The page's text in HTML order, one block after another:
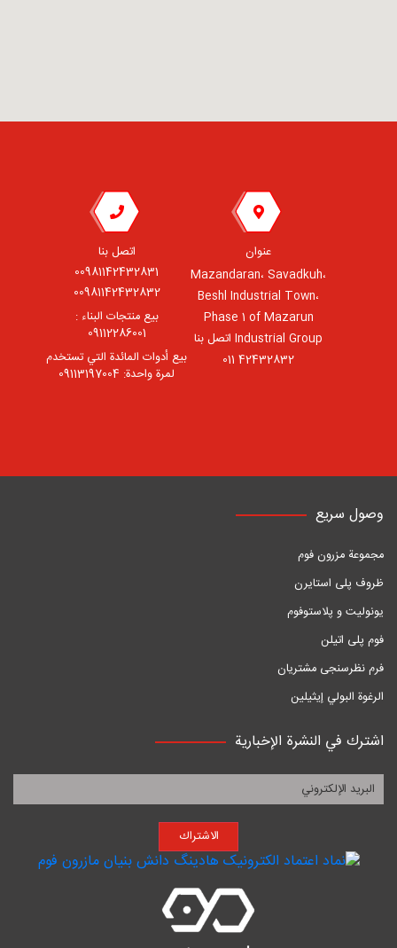
عنوان
Mazandaran، Savadkuh،
Beshl Industrial Town،
Phase 1 of Mazarun
Industrial Group اتصل بنا
42432832 011
اتصل بنا
00981142432831
00981142432832
بيع منتجات البناء :
09112286001
بيع أدوات المائدة التي تستخدم
لمرة واحدة: 09113197004
وصول سريع
مجموعة مزرون فوم
ظروف پلی استایرن
یونولیت و پلاستوفوم
فوم پلی اتیلن
فرم نظرسنجی مشتریان
الرغوة البولي إيثيلين
اشترك في النشرة الإخبارية
الاشتراك